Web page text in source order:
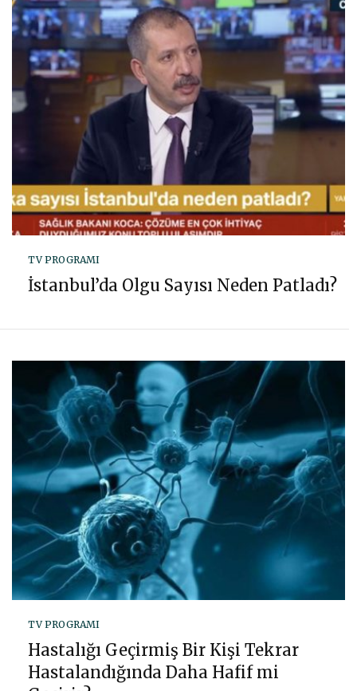
TV PROGRAMI
İstanbul’da Olgu Sayısı Neden Patladı?
TV PROGRAMI
Hastalığı Geçirmiş Bir Kişi Tekrar
Hastalandığında Daha Hafif mi